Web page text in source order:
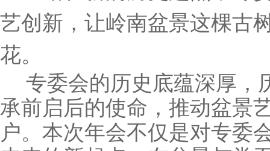
艺创新，让岭南盆景这棵古
花。
专委会的历史底蕴深厚，
承前启后的使命，推动盆景
户。本次年会不仅是对专委